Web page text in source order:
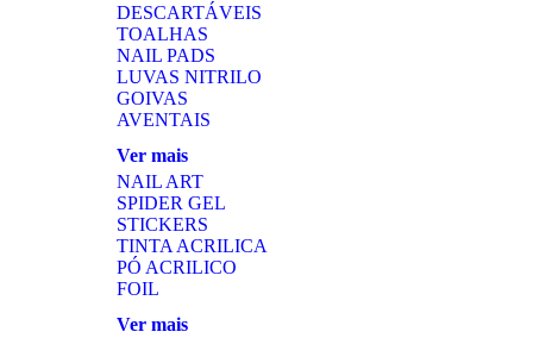
DESCARTÁVEIS
TOALHAS
NAIL PADS
LUVAS NITRILO
GOIVAS
AVENTAIS
Ver mais
NAIL ART
SPIDER GEL
STICKERS
TINTA ACRILICA
PÓ ACRILICO
FOIL
Ver mais